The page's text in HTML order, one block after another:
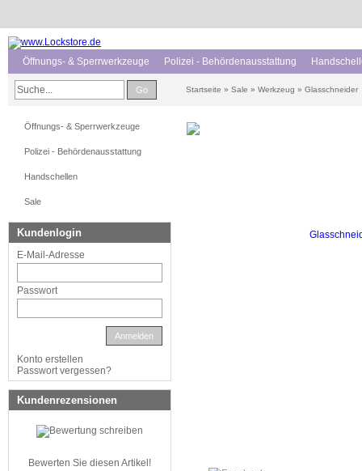
Öffnungs- & Sperrwerkzeuge Polizei - Behördenausstattung
Go Startseite » Sale » Werkzeug » Glasschneider
Öffnungs- & Sperrwerkzeuge
Polizei - Behördenausstattung
Handschellen
Sale
Kundenlogin
E-Mail-Adresse
Passwort
Anmelden
Konto erstellen
Passwort vergessen?
Kundenrezensionen
Bewerten Sie diesen Artikel!